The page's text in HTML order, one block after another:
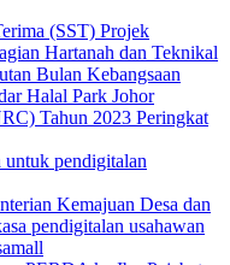
(SST) Projek
Hartanah dan Teknikal
Bulan Kebangsaan
Halal Park Johor
Tahun 2023 Peringkat
pendigitalan
Kemajuan Desa dan
pendigitalan usahawan